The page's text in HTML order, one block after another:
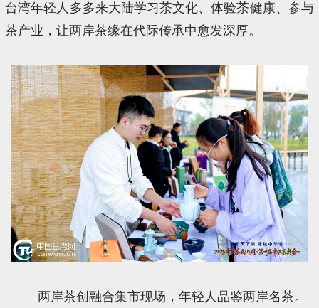
台湾年轻人多多来大陆学习茶文化、体验茶健康、参与
茶产业，让两岸茶缘在代际传承中愈发深厚。
两岸茶创融合集市现场，年轻人品鉴两岸名茶。